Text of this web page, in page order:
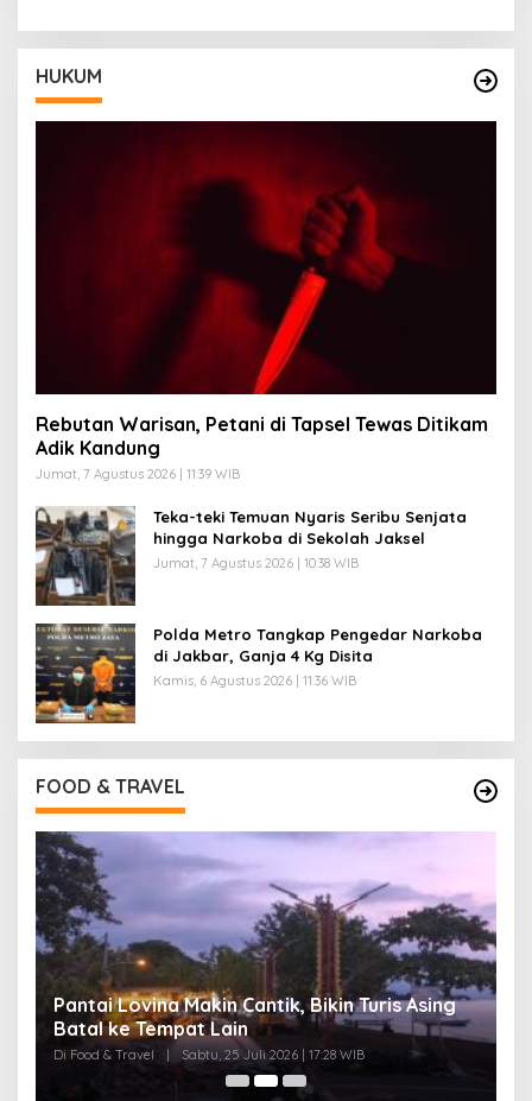
HUKUM
Rebutan Warisan, Petani di Tapsel Tewas Ditikam
Adik Kandung
Jumat, 7 Agustus 2026 | 11:39 WIB
Teka-teki Temuan Nyaris Seribu Senjata
hingga Narkoba di Sekolah Jaksel
Jumat, 7 Agustus 2026 | 10:38 WIB
Polda Metro Tangkap Pengedar Narkoba
di Jakbar, Ganja 4 Kg Disita
Kamis, 6 Agustus 2026 | 11:36 WIB
FOOD & TRAVEL
Pantai Lovina Makin Cantik, Bikin Turis Asing
Batal ke Tempat Lain
Di Food & Travel Sabtu, 25 Juli 2026 | 17:28 WIB